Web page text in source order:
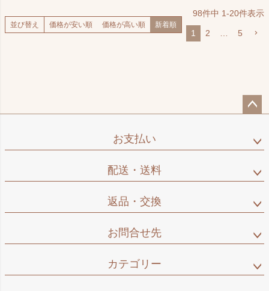
並び替え 価格が安い順 価格が高い順 新着順
98件中 1-20件表示
1 2 5
ップ
お支払い
配送・送料
返品・交換
お問合せ先
カテゴリー